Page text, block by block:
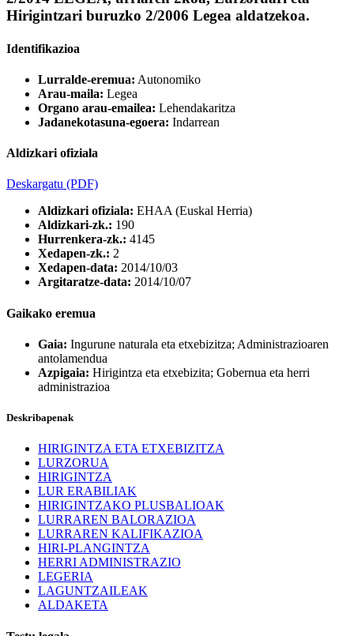
Hirigintzari buruzko 2/2006 Legea aldatzekoa.
Identifikazioa
Lurralde-eremua: Autonomiko
Arau-maila: Legea
Organo arau-emailea: Lehendakaritza
Jadanekotasuna-egoera: Indarrean
Aldizkari ofiziala
Deskargatu (PDF)
Aldizkari ofiziala: EHAA (Euskal Herria)
Aldizkari-zk.: 190
Hurrenkera-zk.: 4145
Xedapen-zk.: 2
Xedapen-data: 2014/10/03
Argitaratze-data: 2014/10/07
Gaikako eremua
Gaia: Ingurune naturala eta etxebizitza; Administrazioaren
antolamendua
Azpigaia: Hirigintza eta etxebizita; Gobernua eta herri
administrazioa
Deskribapenak
HIRIGINTZA ETA ETXEBIZITZA
LURZORUA
HIRIGINTZA
LUR ERABILIAK
HIRIGINTZAKO PLUSBALIOAK
LURRAREN BALORAZIOA
LURRAREN KALIFIKAZIOA
HIRI-PLANGINTZA
HERRI ADMINISTRAZIO
LEGERIA
LAGUNTZAILEAK
ALDAKETA